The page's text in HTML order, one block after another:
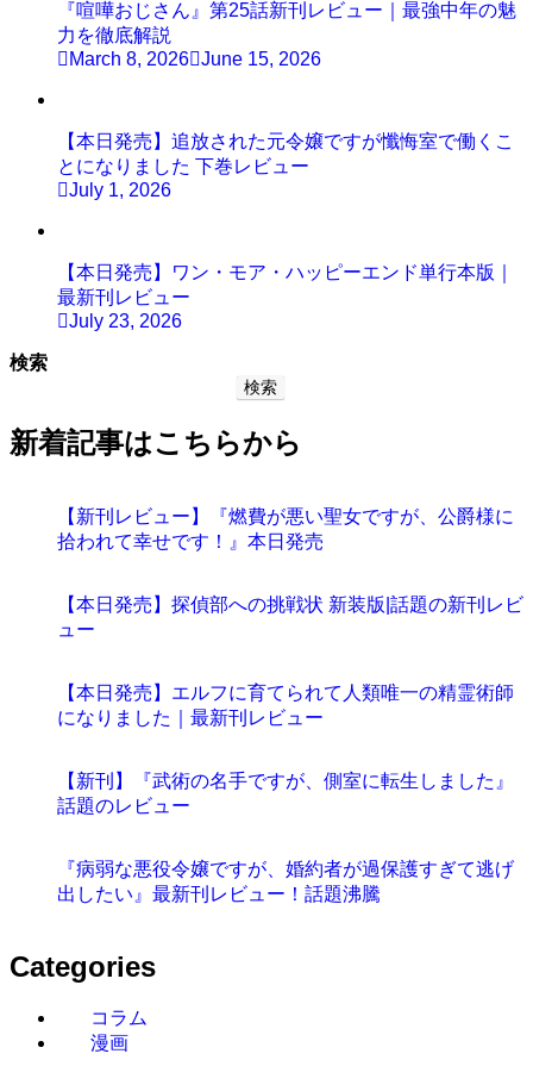
『喧嘩おじさん』第25話新刊レビュー｜最強中年の魅
力を徹底解説
March 8, 2026 June 15, 2026
【本日発売】追放された元令嬢ですが懺悔室で働くこ
とになりました 下巻レビュー
July 1, 2026
【本日発売】ワン・モア・ハッピーエンド単行本版｜
最新刊レビュー
July 23, 2026
検索
検索
新着記事はこちらから
【新刊レビュー】『燃費が悪い聖女ですが、公爵様に
拾われて幸せです！』本日発売
【本日発売】探偵部への挑戦状 新装版|話題の新刊レビ
ュー
【本日発売】エルフに育てられて人類唯一の精霊術師
になりました｜最新刊レビュー
【新刊】『武術の名手ですが、側室に転生しました』
話題のレビュー
『病弱な悪役令嬢ですが、婚約者が過保護すぎて逃げ
出したい』最新刊レビュー！話題沸騰
Categories
コラム
漫画